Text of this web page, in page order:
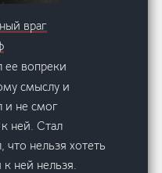
враг
ее вопреки
смыслу и
и не смог
ней. Стал
нельзя хотеть
к ней нельзя.